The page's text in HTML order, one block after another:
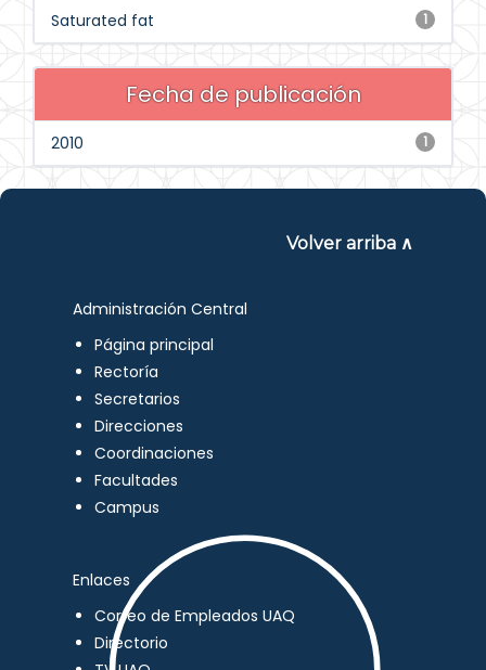
1
Saturated fat
Fecha de publicación
1
2010
Volver arriba ∧
Administración Central
Página principal
Rectoría
Secretarios
Direcciones
Coordinaciones
Facultades
Campus
Enlaces
Correo de Empleados UAQ
Directorio